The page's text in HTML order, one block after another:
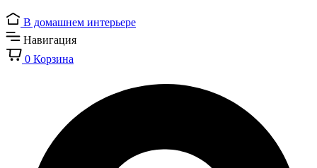
В домашнем интерьере
Навигация
0 Корзина